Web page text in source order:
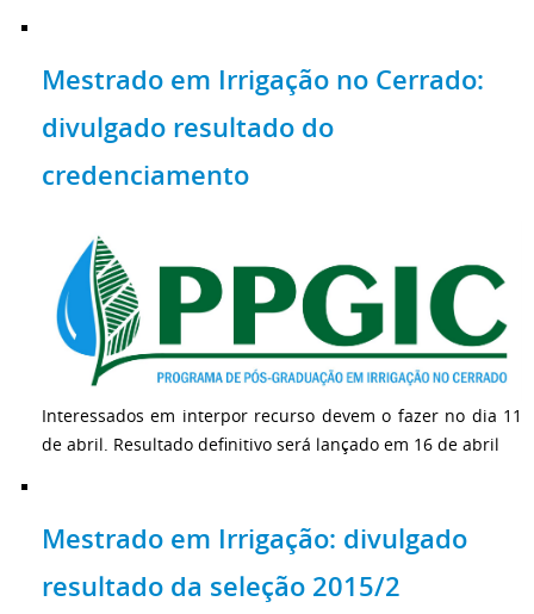
Mestrado em Irrigação no Cerrado:
divulgado resultado do
credenciamento
Interessados em interpor recurso devem o fazer no dia 11
de abril. Resultado definitivo será lançado em 16 de abril
Mestrado em Irrigação: divulgado
resultado da seleção 2015/2